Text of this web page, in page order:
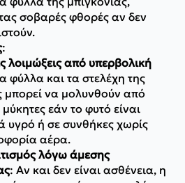
σοβαρές φθορές αν δεν
:
λοιμώξεις από υπερβολική
φύλλα και τα στελέχη της
μπορεί να μολυνθούν από
εάν το φυτό είναι
υγρό ή σε συνθήκες χωρίς
αέρα.
λόγω άμεσης
: Αν και δεν είναι ασθένεια, η